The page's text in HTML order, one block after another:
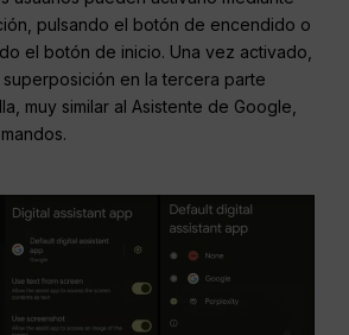
pulsando el botón de encendido o
el botón de inicio. Una vez activado,
en la tercera parte
muy similar al Asistente de Google,